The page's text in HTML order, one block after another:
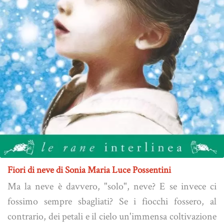
Fiori di neve di Sonia Maria Luce Possentini
Ma la neve è davvero, "solo", neve? E se invece ci
fossimo sempre sbagliati? Se i fiocchi fossero, al
contrario, dei petali e il cielo un'immensa coltivazione